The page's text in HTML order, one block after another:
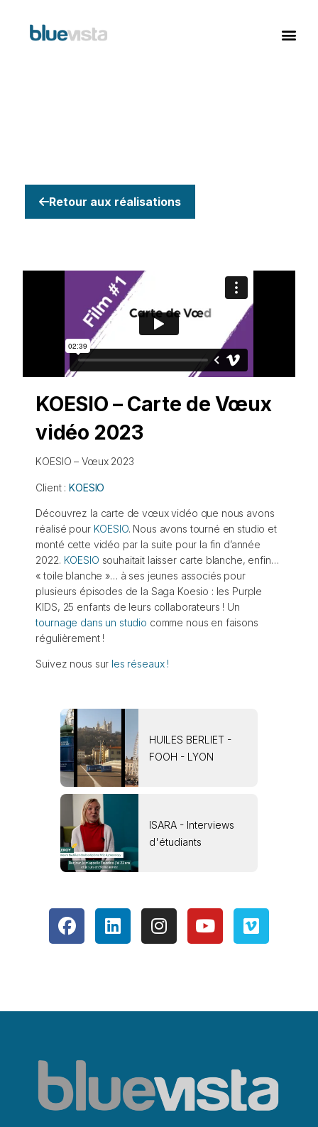
Retour aux réalisations
KOESIO – Carte de Vœux
vidéo 2023
KOESIO – Vœux 2023
Client :KOESIO
Découvrez la carte de vœux vidéo que nous avons
réalisé pourKOESIO. Nous avons tourné en studio et
monté cette vidéo par la suite pour la fin d’année
2022. KOESIO souhaitait laisser carte blanche, enfin…
« toile blanche »… à ses jeunes associés pour
plusieurs épisodes de la Saga Koesio : les Purple
KIDS, 25 enfants de leurs collaborateurs ! Un
tournage dans un studio comme nous en faisons
régulièrement !
Suivez nous sur les réseaux !
HUILES BERLIET -
FOOH - LYON
ISARA - Interviews
d'étudiants